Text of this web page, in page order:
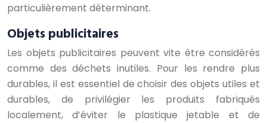
particulièrement déterminant.
Objets publicitaires
Les objets publicitaires peuvent vite être considérés
comme des déchets inutiles. Pour les rendre plus
durables, il est essentiel de choisir des objets utiles et
durables, de privilégier les produits fabriqués
localement, d’éviter le plastique jetable et de